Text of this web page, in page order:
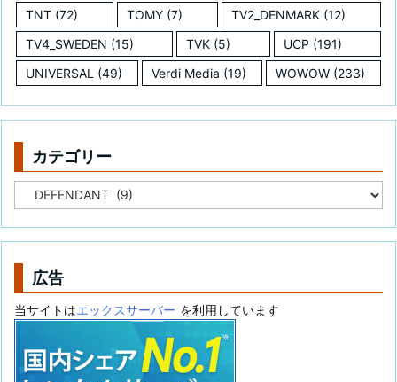
TNT (72) TOMY (7) TV2_DENMARK (12)
TV4_SWEDEN (15) TVK (5) UCP (191)
UNIVERSAL (49) Verdi Media (19) WOWOW (233)
カテゴリー
リ
広告
当サイトはエックスサーバー を利用しています